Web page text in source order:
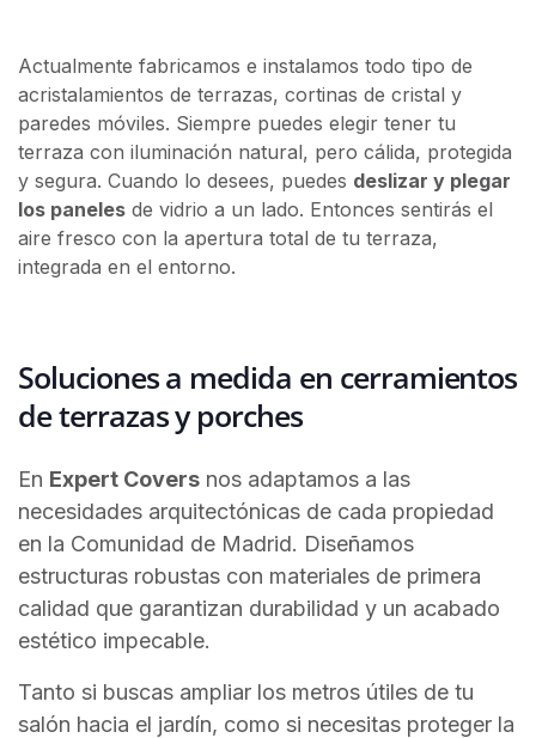
Actualmente fabricamos e instalamos todo tipo de
acristalamientos de terrazas, cortinas de cristal y
paredes móviles. Siempre puedes elegir tener tu
terraza con iluminación natural, pero cálida, protegida
y segura. Cuando lo desees, puedes deslizar y plegar
los paneles de vidrio a un lado. Entonces sentirás el
aire fresco con la apertura total de tu terraza,
integrada en el entorno.
Soluciones a medida en cerramientos
de terrazas y porches
En Expert Covers nos adaptamos a las
necesidades arquitectónicas de cada propiedad
en la Comunidad de Madrid. Diseñamos
estructuras robustas con materiales de primera
calidad que garantizan durabilidad y un acabado
estético impecable.
Tanto si buscas ampliar los metros útiles de tu
salón hacia el jardín, como si necesitas proteger la